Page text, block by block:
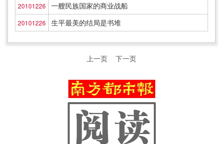
20101226 一艘民族国家的商业战船
20101226 生平最美的结局是书堆
上一页 下一页